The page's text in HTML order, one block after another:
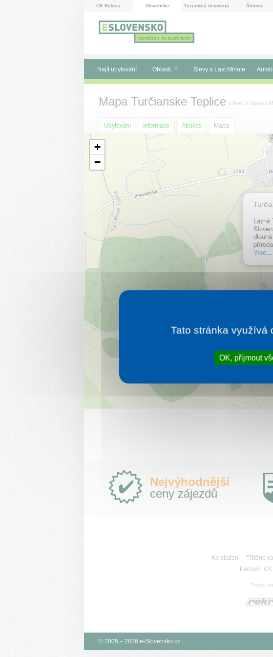
CK Rekrea Slovensko Tuzemská dovolená Štúrovo
Najít ubytování Oblasti Slevy a Last Minute
Mapa Turčianske Teplice (obec v oblasti
Ubytování Informace Atrakce Mapa
Lázně
Více…
+
−
Proč
e-
Slovensko.cz?
Nejvýhodnější
ceny zájezdů
Ke stažení– Tištěné
Partneři:
Pobyty
© 2005 – 2026 e-Slovensko.cz
Tato stránka využívá
OK, přijmout